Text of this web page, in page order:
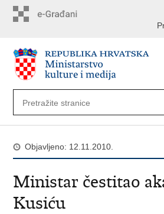
Objavljeno: 12.11.2010.
Ministar čestitao
Kusiću